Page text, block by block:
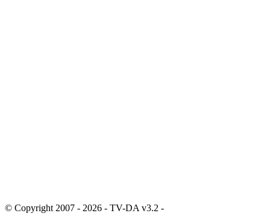
© Copyright 2007 - 2026 - TV-DA v3.2 -